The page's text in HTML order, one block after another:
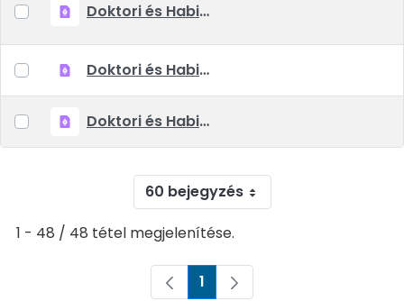
Doktori és Habilitációs Tanács 2021. szeptember 10-i határozata.pdf
Doktori és Habilitációs Tanács 2021. március 11-i határozata.pdf
Doktori és Habilitációs Tanács 2021. december 3-i határozatai.pdf
60 bejegyzés
1 - 48 / 48 tétel megjelenítése.
Oldal
1